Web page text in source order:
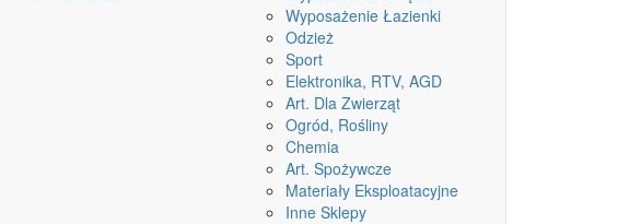
Wyposażenie Łazienki
Odzież
Sport
Elektronika, RTV, AGD
Art. Dla Zwierząt
Ogród, Rośliny
Chemia
Art. Spożywcze
Materiały Eksploatacyjne
Inne Sklepy